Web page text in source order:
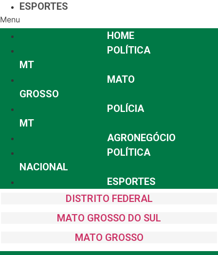
ESPORTES
Menu
HOME
POLÍTICA
MT
MATO
GROSSO
POLÍCIA
MT
AGRONEGÓCIO
POLÍTICA
NACIONAL
ESPORTES
DISTRITO FEDERAL
MATO GROSSO DO SUL
MATO GROSSO